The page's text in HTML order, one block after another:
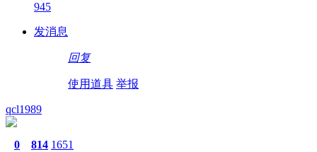
945
发消息
回复
使用道具 举报
qcl1989
0 814 1651